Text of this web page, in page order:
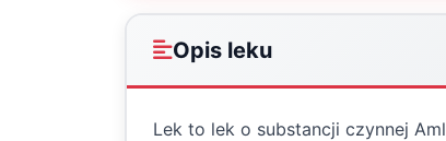
Opis leku
Lek to lek o substancji czynnej